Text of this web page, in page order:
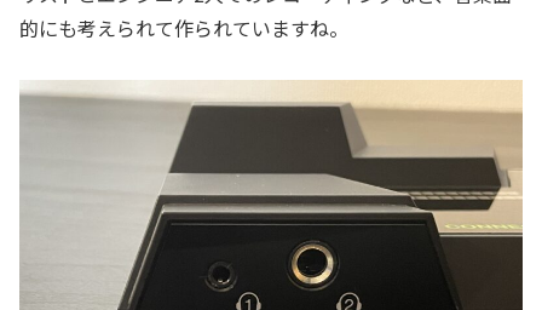
的にも考えられて作られていますね。